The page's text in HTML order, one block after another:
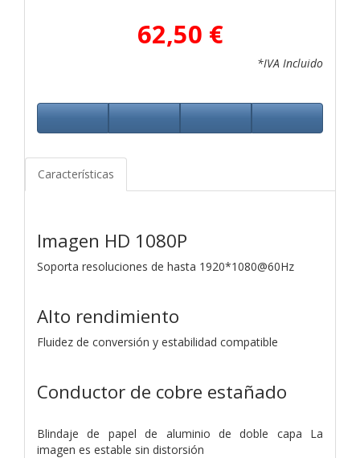
62,50 €
*IVA Incluido
Características
Imagen HD 1080P
Soporta resoluciones de hasta 1920*1080@60Hz
Alto rendimiento
Fluidez de conversión y estabilidad compatible
Conductor de cobre estañado
Blindaje de papel de aluminio de doble capa La
imagen es estable sin distorsión